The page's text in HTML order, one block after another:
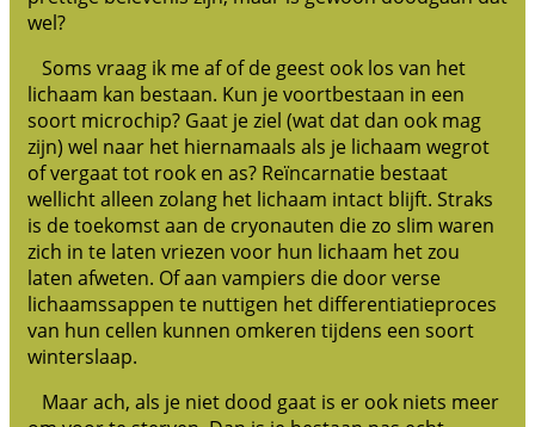
wel?
Soms vraag ik me af of de geest ook los van het
lichaam kan bestaan. Kun je voortbestaan in een
soort microchip? Gaat je ziel (wat dat dan ook mag
zijn) wel naar het hiernamaals als je lichaam wegrot
of vergaat tot rook en as? Reïncarnatie bestaat
wellicht alleen zolang het lichaam intact blijft. Straks
is de toekomst aan de cryonauten die zo slim waren
zich in te laten vriezen voor hun lichaam het zou
laten afweten. Of aan vampiers die door verse
lichaamssappen te nuttigen het differentiatieproces
van hun cellen kunnen omkeren tijdens een soort
winterslaap.
Maar ach, als je niet dood gaat is er ook niets meer